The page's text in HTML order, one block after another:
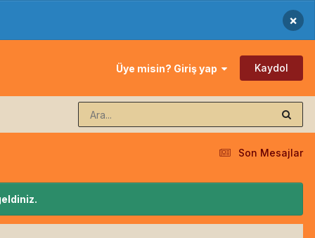
×
Üye misin? Giriş yap Kaydol
Son Mesajlar